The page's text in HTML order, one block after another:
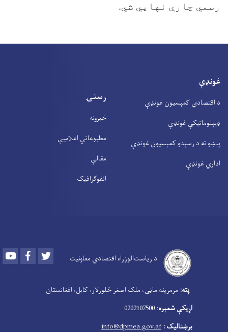
رسمي چارې نهایي شي.
غونډې
د اقتصادي کمېسیون غونډې
ډیپلوماتیکې غونډې
پېښو ته د رسېدو کمېسیون غونډې
اداري غونډې
رسنۍ
خبرونه
مطبوعاتي اعلامیې
مقالې
انفوګرافیک
د ریاست‌الوزراء اقتصادي معاونیت Youtube Facebook
‍پته: مرمرینه ماڼۍ، ملک اصغر څلورلار، کابل، افغانستان
اړیکې شمېره: 0202107500
برښنالیک : info@dpmea.gov.af